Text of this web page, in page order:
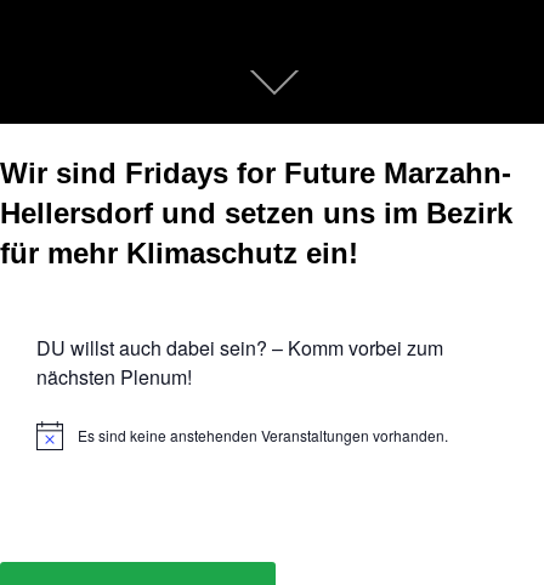
Zum
Inhalt
Wir sind Fridays for Future Marzahn-
Hellersdorf und setzen uns im Bezirk
für mehr Klimaschutz ein!
DU willst auch dabei sein? – Komm vorbei zum
nächsten Plenum!
H
s
Es sind keine anstehenden Veranstaltungen vorhanden.